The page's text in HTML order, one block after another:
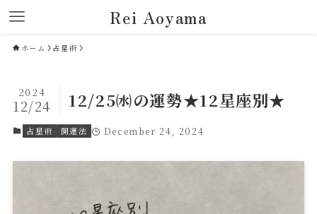
Rei Aoyama
ホーム 占星術
12/25㈬の運勢★12星座別★
2024
12/24
占星術 開運法 December 24, 2024